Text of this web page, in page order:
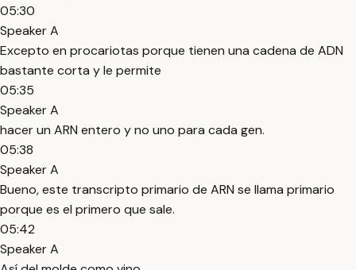
05:30
Speaker A
Excepto en procariotas porque tienen una cadena de ADN
bastante corta y le permite
05:35
Speaker A
hacer un ARN entero y no uno para cada gen.
05:38
Speaker A
Bueno, este transcripto primario de ARN se llama primario
porque es el primero que sale.
05:42
Speaker A